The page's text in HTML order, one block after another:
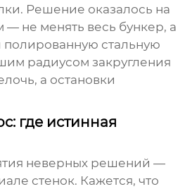
Решение оказалось на
не менять весь бункер, а
полированную стальную
радиусом закругления
а остановки
где истинная
неверных решений —
стенок. Кажется, что